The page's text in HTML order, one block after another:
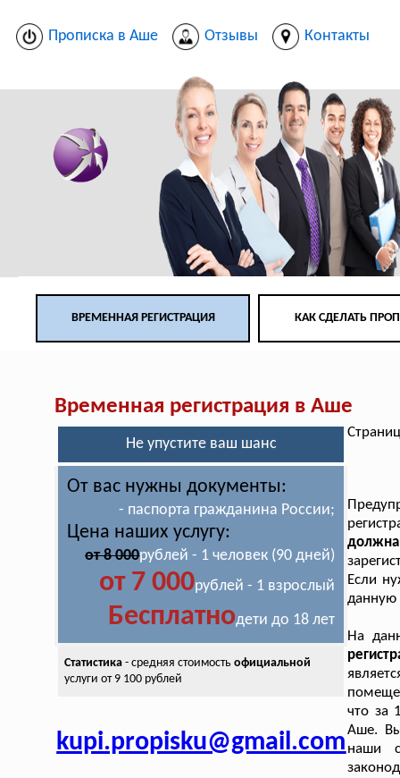
Прописка в Аше Отзывы Контакты
ВРЕМЕННАЯ РЕГИСТРАЦИЯ КАК СДЕЛАТЬ
Временная регистрация в Аше
Не упустите ваш шанс
От вас нужны документы:
- паспорта гражданина России;
Цена наших услугу:
от 8 000рублей - 1 человек (90 дней)
от 7 000рублей - 1 взрослый
Бесплатнодети до 18 лет
Статистика- средняя стоимость официальной
услуги от 9 100 рублей
kupi.propisku@gmail.com
Если
данную
На
что за
Аше.
наши